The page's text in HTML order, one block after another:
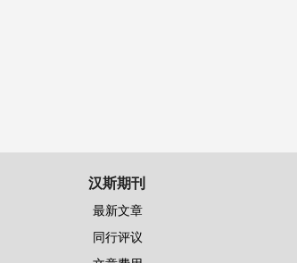
汉斯期刊
最新文章
同行评议